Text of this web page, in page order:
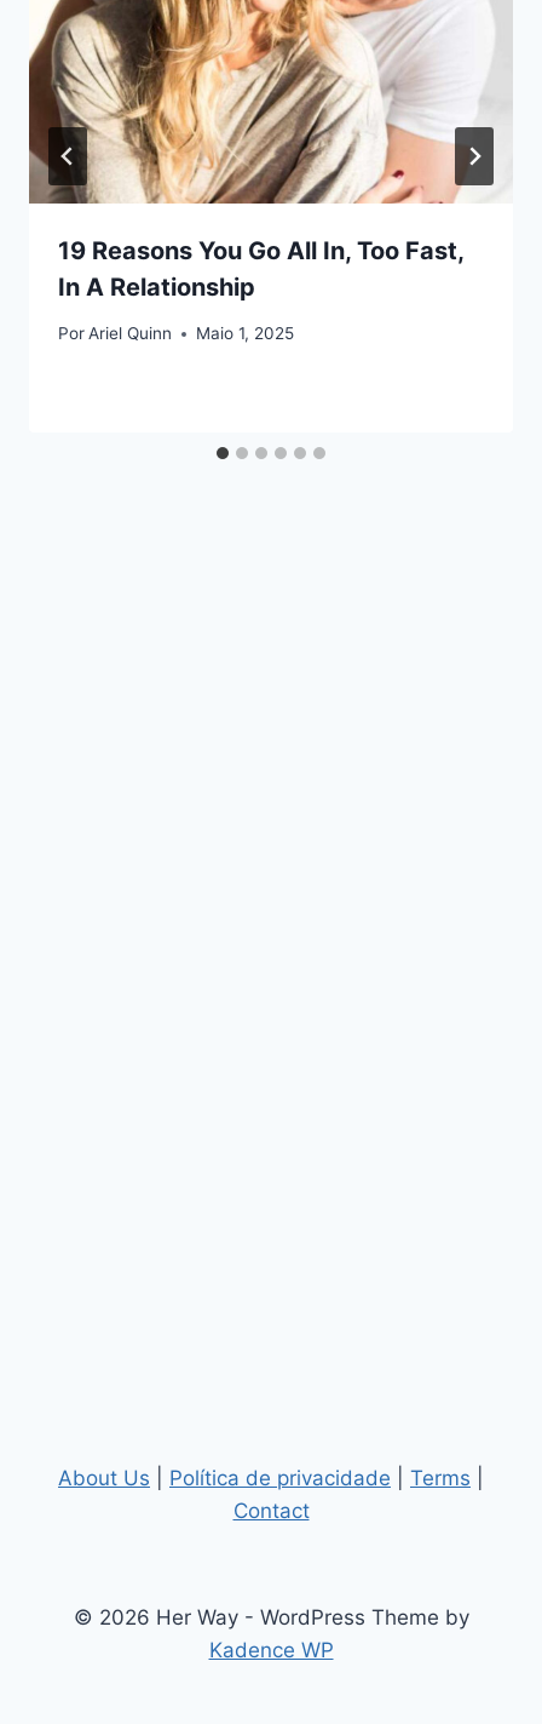
19 Reasons You Go All In, Too Fast,
In A Relationship
PorAriel Quinn Maio 1, 2025
About Us Política de privacidade Terms
Contact
© 2026 Her Way - WordPress Theme by
Kadence WP